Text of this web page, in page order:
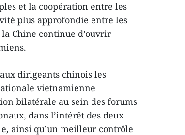
et la coopération entre les
plus approfondie entre les
Chine continue d’ouvrir
dirigeants chinois les
vietnamienne
bilatérale au sein des forums
dans l’intérêt des deux
ainsi qu’un meilleur contrôle